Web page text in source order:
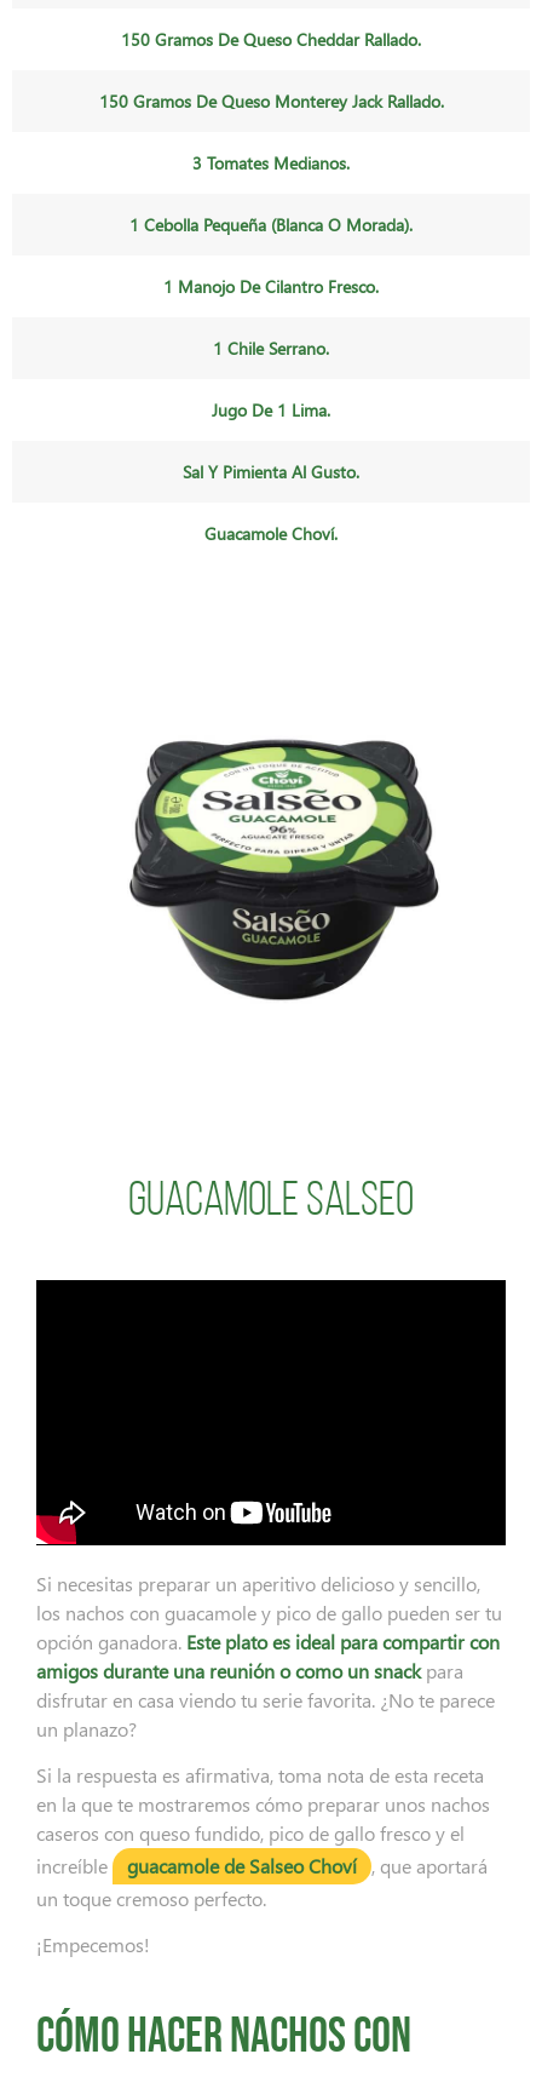
150 Gramos De Queso Cheddar Rallado.
150 Gramos De Queso Monterey Jack Rallado.
3 Tomates Medianos.
1 Cebolla Pequeña (blanca O Morada).
1 Manojo De Cilantro Fresco.
1 Chile Serrano.
Jugo De 1 Lima.
Sal Y Pimienta Al Gusto.
Guacamole Choví.
Guacamole Salseo
Si necesitas preparar un aperitivo delicioso y sencillo,
los nachos con guacamole y pico de gallo pueden ser tu
opción ganadora. Este plato es ideal para compartir con
amigos durante una reunión o como un snackpara
disfrutar en casa viendo tu serie favorita. ¿No te parece
un planazo?
Si la respuesta es afirmativa, toma nota de esta receta
en la que te mostraremos cómo preparar unos nachos
caseros con queso fundido, pico de gallo fresco y el
increíble
guacamole de Salseo Choví
, que aportará
un toque cremoso perfecto.
¡Empecemos!
Cómo hacer nachos con